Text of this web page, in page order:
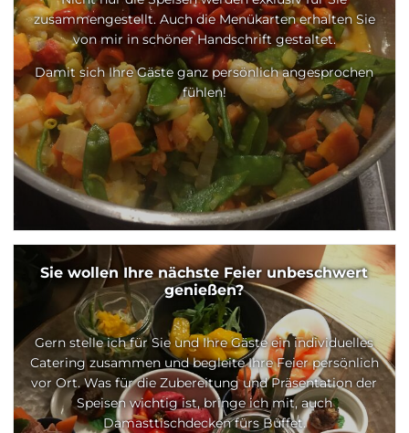
zusammengestellt. Auch die Menükarten erhalten Sie
von mir in schöner Handschrift gestaltet.
Damit sich Ihre Gäste ganz persönlich angesprochen
fühlen!
Sie wollen Ihre nächste Feier unbeschwert
genießen?
Gern stelle ich für Sie und Ihre Gäste ein individuelles
Catering zusammen und begleite Ihre Feier persönlich
vor Ort. Was für die Zubereitung und Präsentation der
Speisen wichtig ist, bringe ich mit, auch
Damasttischdecken fürs Büffet.